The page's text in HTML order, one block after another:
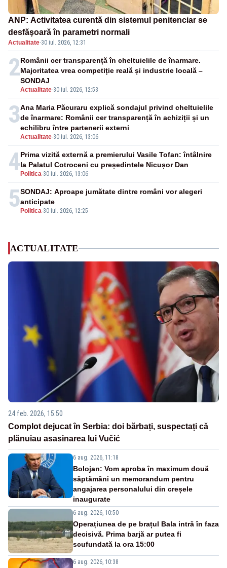
ANP: Activitatea curentă din sistemul penitenciar se
desfăşoară în parametri normali
Actualitate·30 iul. 2026, 12:31
2
Actualitate-30 iul. 2026, 12:53
Românii cer transparență în cheltuielile de înarmare.
Majoritatea vrea competiție reală și industrie locală –
SONDAJ
3
Actualitate-30 iul. 2026, 13:06
Ana Maria Păcuraru explică sondajul privind cheltuielile
de înarmare: Românii cer transparență în achiziții și un
echilibru între partenerii externi
4 Politica-30 iul. 2026, 13:06
Prima vizită externă a premierului Vasile Tofan: întâlnire
la Palatul Cotroceni cu președintele Nicușor Dan
5 Politica-30 iul. 2026, 12:25
SONDAJ: Aproape jumătate dintre români vor alegeri
anticipate
ACTUALITATE
24 feb. 2026, 15:50
Complot dejucat în Serbia: doi bărbați, suspectați că
plănuiau asasinarea lui Vučić
6 aug. 2026, 11:18
Bolojan: Vom aproba în maximum două
săptămâni un memorandum pentru
angajarea personalului din creșele
inaugurate
6 aug. 2026, 10:50
Operațiunea de pe brațul Bala intră în faza
decisivă. Prima barjă ar putea fi
scufundată la ora 15:00
6 aug. 2026, 10:38